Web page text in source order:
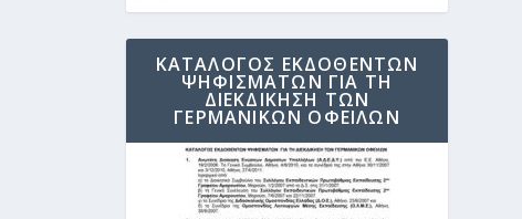
ΚΑΤΑΛΟΓΟΣ ΕΚΔΟΘΕΝΤΩΝ
ΨΗΦΙΣΜΑΤΩΝ ΓΙΑ ΤΗ
ΔΙΕΚΔΙΚΗΣΗ ΤΩΝ
ΓΕΡΜΑΝΙΚΩΝ ΟΦΕΙΛΩΝ